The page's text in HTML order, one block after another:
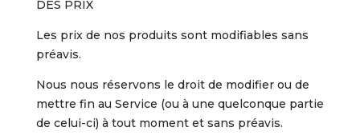
DES PRIX
Les prix de nos produits sont modifiables sans
préavis.
Nous nous réservons le droit de modifier ou de
mettre fin au Service (ou à une quelconque partie
de celui-ci) à tout moment et sans préavis.